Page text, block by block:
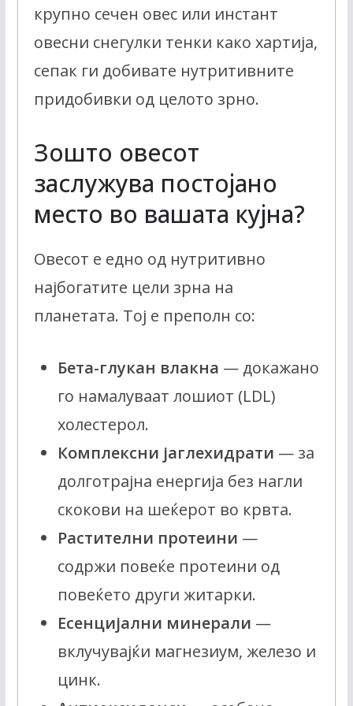
крупно сечен овес или инстант
овесни снегулки тенки како хартија,
сепак ги добивате нутритивните
придобивки од целото зрно.
Зошто овесот
заслужува постојано
место во вашата кујна?
Овесот е едно од нутритивно
најбогатите цели зрна на
планетата. Тој е преполн со:
Бета-глукан влакна — докажано
го намалуваат лошиот (LDL)
холестерол.
Комплексни јаглехидрати — за
долготрајна енергија без нагли
скокови на шеќерот во крвта.
Растителни протеини —
содржи повеќе протеини од
повеќето други житарки.
Есенцијални минерали —
вклучувајќи магнезиум, железо и
цинк.